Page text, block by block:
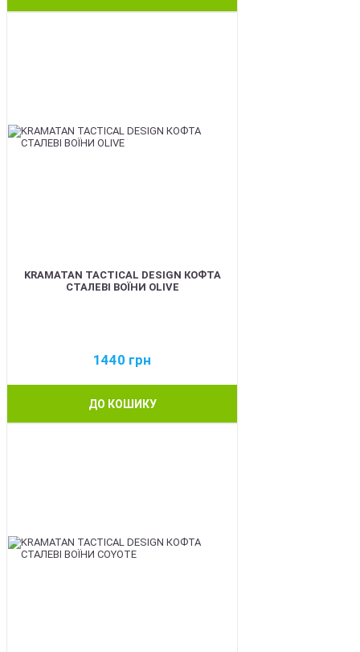
KRAMATAN TACTICAL DESIGN КОФТА
СТАЛЕВІ ВОЇНИ OLIVE
1440 грн
ДО КОШИКУ